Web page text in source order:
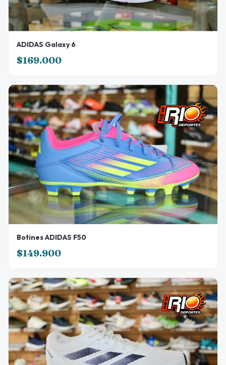
ADIDAS Galaxy 6
$169.000
Botines ADIDAS F50
$149.900